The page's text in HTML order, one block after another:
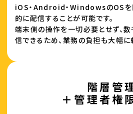
iOS・Android・WindowsのOSを
的に配信することが可能です。
端末側の操作を一切必要とせず、
信できるため、業務の負担も大幅に
階層管
＋管理者権